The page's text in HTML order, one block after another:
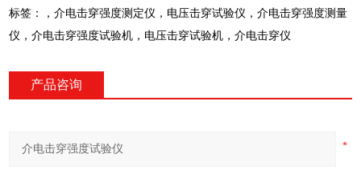
标签：，介电击穿强度测定仪，电压击穿试验仪，介电击穿强度测量
仪，介电击穿强度试验机，电压击穿试验机，介电击穿仪
产品咨询